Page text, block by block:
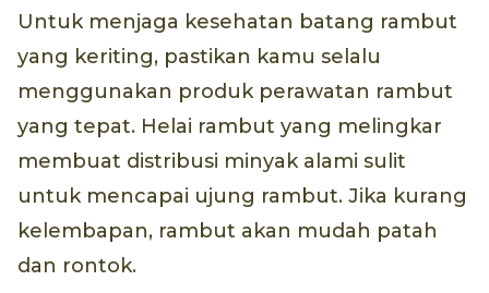
Untuk menjaga kesehatan batang rambut
yang keriting, pastikan kamu selalu
menggunakan produk perawatan rambut
yang tepat. Helai rambut yang melingkar
membuat distribusi minyak alami sulit
untuk mencapai ujung rambut. Jika kurang
kelembapan, rambut akan mudah patah
dan rontok.